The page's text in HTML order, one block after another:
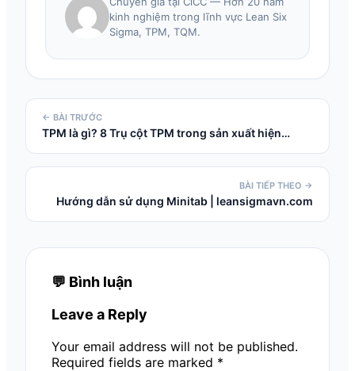
kinh nghiệm trong lĩnh vực Lean Six
Sigma, TPM, TQM.
← BÀI TRƯỚC
TPM là gì? 8 Trụ cột TPM trong sản xuất hiện…
BÀI TIẾP THEO →
Hướng dẫn sử dụng Minitab | leansigmavn.com
💬 Bình luận
Leave a Reply
Your email address will not be published.
Required fields are marked *